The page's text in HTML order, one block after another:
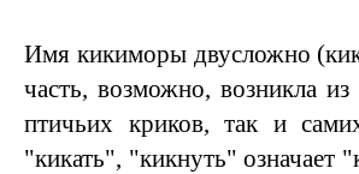
Имя кикиморы двусложно
часть, возможно, возникла
птичьих криков, так и
"кикать", "кикнуть" означает